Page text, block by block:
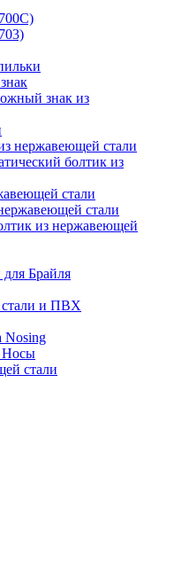
знак из
нержавеющей стали
болтик из
стали
стали
из нержавеющей
Брайля
стали и ПВХ
Nosing
Носы
стали